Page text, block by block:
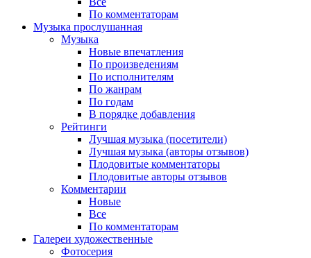
По комментаторам
Музыка прослушанная
Музыка
Новые впечатления
По произведениям
По исполнителям
По жанрам
По годам
В порядке добавления
Рейтинги
Лучшая музыка (посетители)
Лучшая музыка (авторы отзывов)
Плодовитые комментаторы
Плодовитые авторы отзывов
Комментарии
Новые
Все
По комментаторам
Галереи художественные
Фотосерия